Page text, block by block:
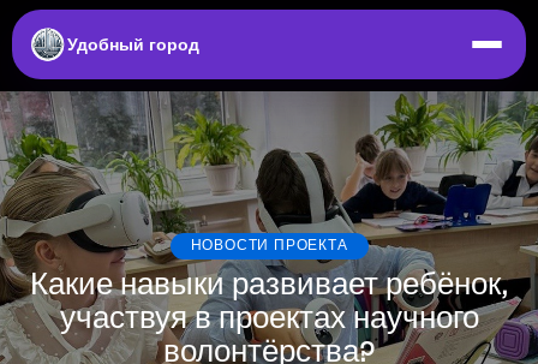
Удобный город
НОВОСТИ ПРОЕКТА
Какие навыки развивает ребёнок,
участвуя в проектах научного
волонтёрства?